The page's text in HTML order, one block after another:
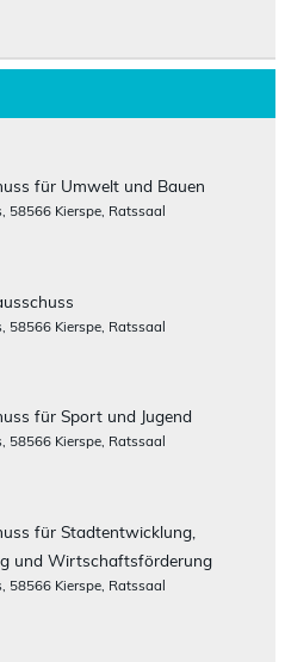
für Umwelt und Bauen
58566 Kierspe, Ratssaal
58566 Kierspe, Ratssaal
für Sport und Jugend
58566 Kierspe, Ratssaal
für Stadtentwicklung,
und Wirtschaftsförderung
58566 Kierspe, Ratssaal